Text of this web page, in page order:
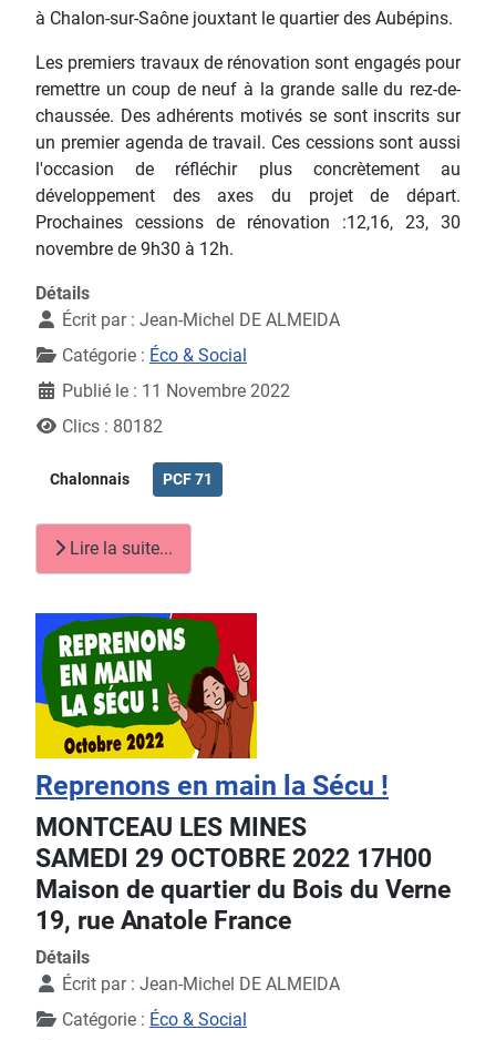
à Chalon-sur-Saône jouxtant le quartier des Aubépins.
Les premiers travaux de rénovation sont engagés pour
remettre un coup de neuf à la grande salle du rez-de-
chaussée. Des adhérents motivés se sont inscrits sur
un premier agenda de travail. Ces cessions sont aussi
l'occasion de réfléchir plus concrètement au
développement des axes du projet de départ.
Prochaines cessions de rénovation :12,16, 23, 30
novembre de 9h30 à 12h.
Détails
Écrit par : Jean-Michel DE ALMEIDA
Catégorie : Éco & Social
Publié le : 11 Novembre 2022
Clics : 80182
Chalonnais PCF 71
Lire la suite...
Reprenons en main la Sécu !
MONTCEAU LES MINES
SAMEDI 29 OCTOBRE 2022 17H00
Maison de quartier du Bois du Verne
19, rue Anatole France
Détails
Écrit par : Jean-Michel DE ALMEIDA
Catégorie : Éco & Social